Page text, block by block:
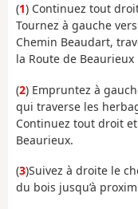
(1) Continuez tout
Tournez à gauche
Chemin Beaudart,
la Route de
(2) Empruntez à
qui traverse les
Continuez tout droit
Beaurieux.
(3)Suivez à droite le
du bois jusqu’à